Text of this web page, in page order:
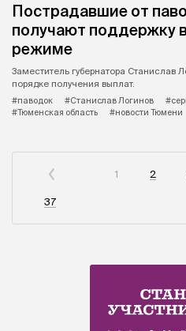
Пострадавшие от
получают поддержку
режиме
Заместитель губернатора Станислав
порядке получения выплат.
#паводок
#Станислав Логинов
#Тюменская область
#новости Тюмени
1 2
37